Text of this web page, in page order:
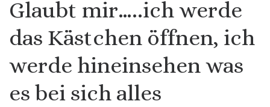
Glaubt mir…..ich werde
das Kästchen öffnen, ich
werde hineinsehen was
es bei sich alles